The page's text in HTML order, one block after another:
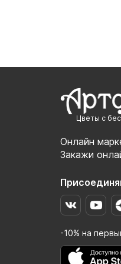
Цветы с
Онлайн
Закажи
-10% на